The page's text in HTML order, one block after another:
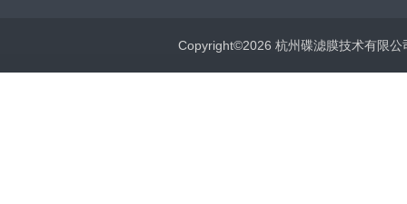
Copyright©2026 杭州碟滤膜技术有限